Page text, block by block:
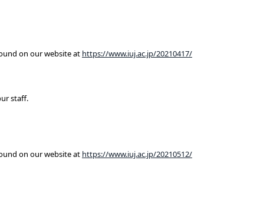
on our website at https://www.iuj.ac.jp/20210417/
staff.
on our website at https://www.iuj.ac.jp/20210512/